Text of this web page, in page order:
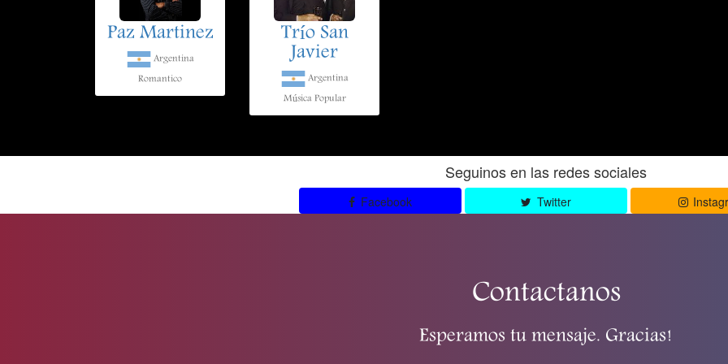
Paz Martinez
Argentina
Romantico
Trío San
Javier
Argentina
Música Popular
Seguinos en las redes sociales
Facebook Twitter
Contactanos
Esperamos tu mensaje. Gracias!